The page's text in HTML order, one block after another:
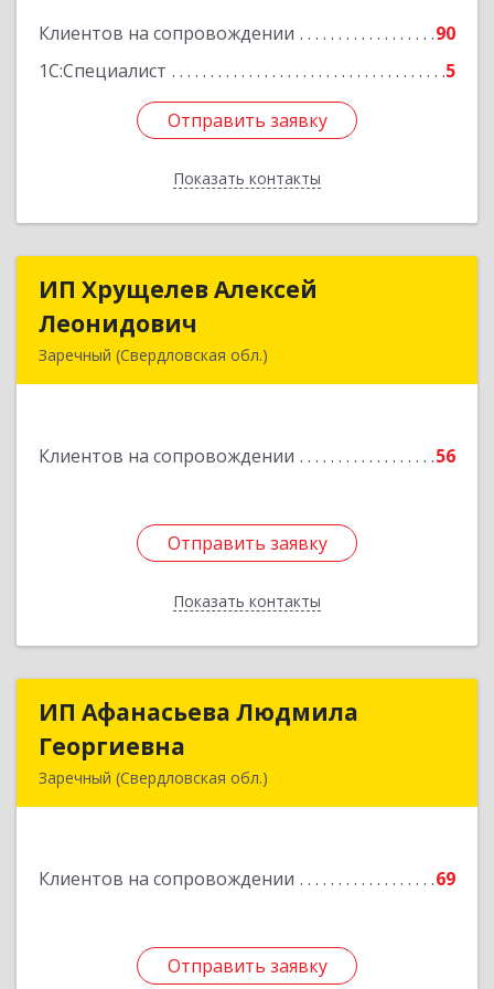
Клиентов на сопровождении
90
1С:Специалист
5
Отправить заявку
Показать контакты
Отправить заявку
Назад
ИП Хрущелев Алексей
Леонидович
Заречный (Свердловская обл.)
Клиентов на сопровождении 56
Отправить заявку
Показать контакты
ИП Хрущелев Алексей
Подробнее
Отправить заявку
Назад
ИП Афанасьева Людмила
Георгиевна
Заречный (Свердловская обл.)
Клиентов на сопровождении 69
Отправить заявку
ИП Афанасьева Людмила
Подробнее
Отправить заявку